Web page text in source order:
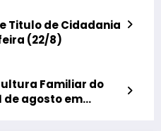
Titulo de Cidadania
(22/8)
Familiar do
de agosto em